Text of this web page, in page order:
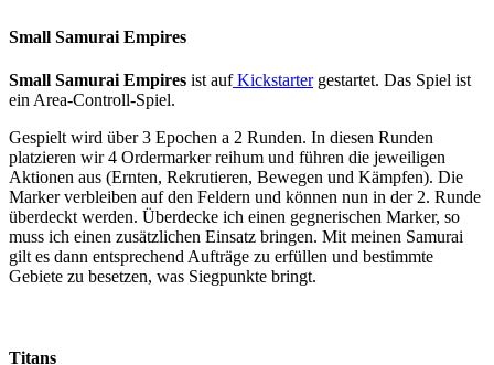
Small Samurai Empires
Small Samurai Empires ist aufKickstartergestartet. Das Spiel ist
ein Area-Controll-Spiel.
Gespielt wird über 3 Epochen a 2 Runden. In diesen Runden
platzieren wir 4 Ordermarker reihum und führen die jeweiligen
Aktionen aus (Ernten, Rekrutieren, Bewegen und Kämpfen). Die
Marker verbleiben auf den Feldern und können nun in der 2. Runde
überdeckt werden. Überdecke ich einen gegnerischen Marker, so
muss ich einen zusätzlichen Einsatz bringen. Mit meinen Samurai
gilt es dann entsprechend Aufträge zu erfüllen und bestimmte
Gebiete zu besetzen, was Siegpunkte bringt.
Titans